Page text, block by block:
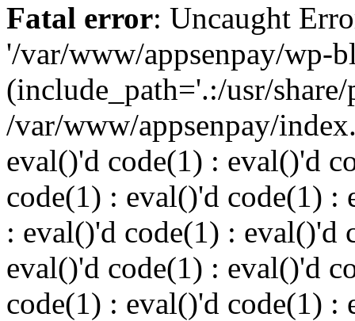
Fatal error: Uncaught
'/var/www/appsenpay/wp-
(include_path='.:/usr/
/var/www/appsenpay/
eval()'d code(1) : eval()'d
code(1) : eval()'d code(1) :
: eval()'d code(1) : eval()'d
eval()'d code(1) : eval()'d
code(1) : eval()'d code(1) :